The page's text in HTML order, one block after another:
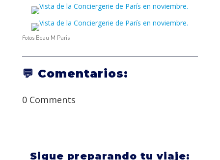
Fotos Beau M Paris
💬 Comentarios:
0 Comments
Sigue preparando tu viaje: